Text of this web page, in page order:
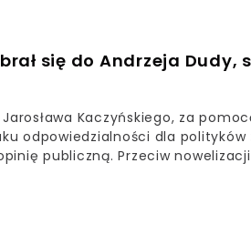
się do Andrzeja Dudy,
Kaczyńskiego, za
odpowiedzialności dla polityków
publiczną. Przeciw